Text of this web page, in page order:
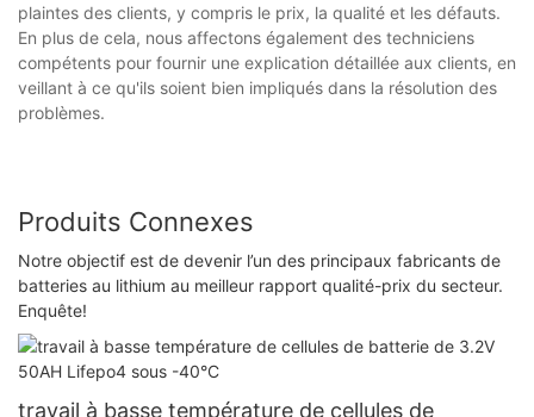
plaintes des clients, y compris le prix, la qualité et les défauts.
En plus de cela, nous affectons également des techniciens
compétents pour fournir une explication détaillée aux clients, en
veillant à ce qu'ils soient bien impliqués dans la résolution des
problèmes.
Produits Connexes
Notre objectif est de devenir l’un des principaux fabricants de
batteries au lithium au meilleur rapport qualité-prix du secteur.
Enquête!
travail à basse température de cellules de